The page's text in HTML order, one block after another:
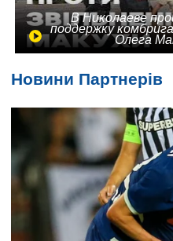
В Николаеве
поддержку
Олега